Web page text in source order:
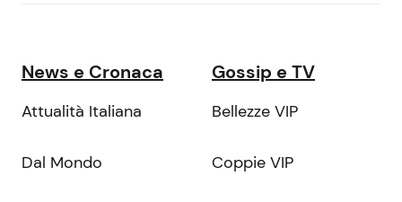
News e Cronaca
Attualità Italiana
Dal Mondo
Gossip e TV
Bellezze VIP
Coppie VIP